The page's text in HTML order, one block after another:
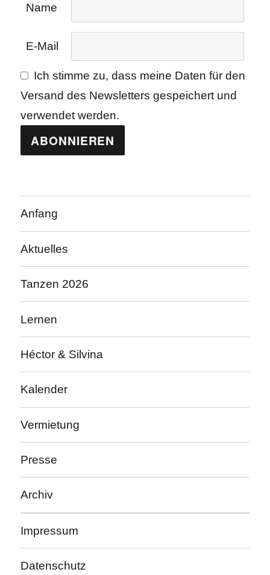
Name
E-Mail
Ich stimme zu, dass meine Daten für den
Versand des Newsletters gespeichert und
verwendet werden.
Anfang
Aktuelles
Tanzen 2026
Lernen
Héctor & Silvina
Kalender
Vermietung
Presse
Archiv
Impressum
Datenschutz